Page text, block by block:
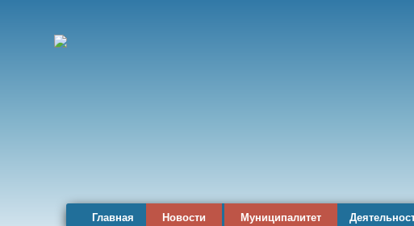
Главная Новости Муниципалитет